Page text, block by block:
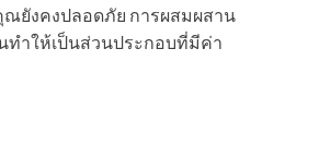
ยังคงปลอดภัย การผสมผสาน
ำให้เป็นส่วนประกอบที่มีค่า